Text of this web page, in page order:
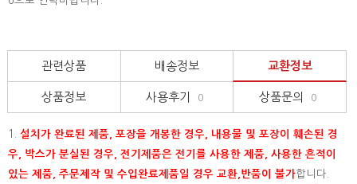
관련상품 배송정보 교환정보
상품정보 사용후기 0 상품문의 0
1. 설치가 완료된 제품, 포장을 개봉한 경우, 내용물 및 포장이 훼손된 경
우, 박스가 분실된 경우, 전기제품은 전기를 사용한 제품, 사용한 흔적이
있는 제품, 주문제작 및 수입완료제품일 경우 교환,반품이 불가합니다.